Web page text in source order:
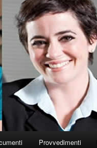
Provvedimenti